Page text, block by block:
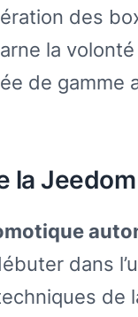
des
la
de gamme
la
dans
de